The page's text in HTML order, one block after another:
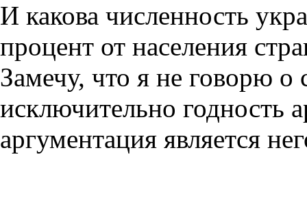
И какова численность
процент от населения
Замечу, что я не говорю
исключительно годность
аргументация является